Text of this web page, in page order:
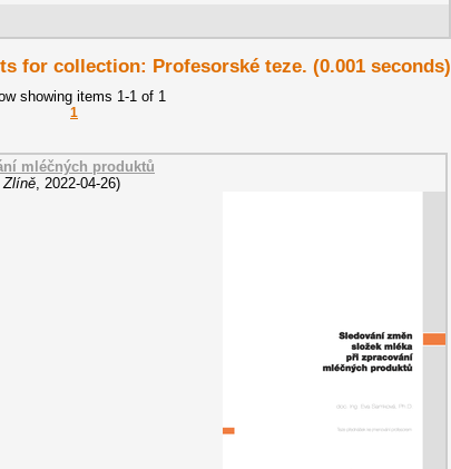
for collection: Profesorské teze. (0.001 seconds)
showing items 1-1 of 1
1
mléčných produktů
Zlíně, 2022-04-26)